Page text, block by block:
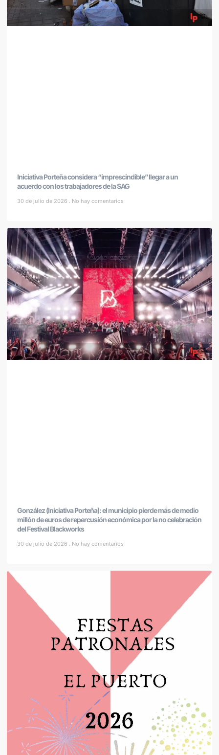
Iniciativa Porteña considera “imprescindible” llegar a un
acuerdo con los trabajadores de la SAG
30 de julio de 2026 No hay comentarios
González (Iniciativa Porteña): el municipio pierde más de medio
millón de euros de repercusión económica por la no celebración
del Festival Blackworks
30 de julio de 2026 No hay comentarios